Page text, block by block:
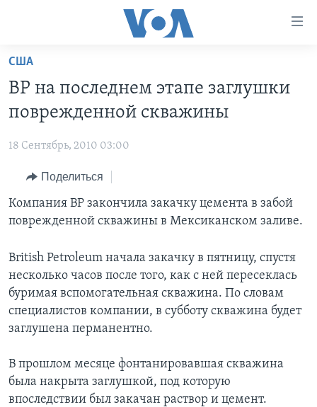
Перейти
основной
контент
Перейти
навигации
Перейти
НОВОСТИ ЗА МИНУТУ
ИТОГИ
ПОЧЕМУ ЭТО ВАЖНО?
ДИСКУССИЯ VOA
ДЕТАЛИ
НЬЮ-ЙОРК NEW YORK
АМЕРИКА. БОЛЬШОЕ ПУТЕШЕСТВИЕ
ПРОЕКТЫ
УЧИМ АНГЛИЙСКИЙ
НАША АМЕРИКАНСКАЯ ИСТОРИЯ
А КАК В АМЕРИКЕ?
АРТЕФАКТЫ
АМЕРИКАНСКИЕ ГОРОДКИ
ТЕСТЫ
ЭКСПЕРТИЗА
ИНТЕРВЬЮ
ФАКТЫ ПРОТИВ ФЕЙКОВ
ЗА СВОБОДУ ПРЕССЫ
УЧИМ АНГЛИЙСКИЙ
ВИДЕО
ПОДПИСКА НА НОВОСТИ
СОЦИАЛЬНЫЕ СЕТИ
США
BP на последнем этапе заглушки
поврежденной скважины
18 Сентябрь, 2010 03:00
Поделиться
Компания ВР закончила закачку цемента в забой
поврежденной скважины в Мексиканском заливе.
British Petroleum начала закачку в пятницу, спустя
несколько часов после того, как с ней пересеклась
буримая вспомогательная скважина. По словам
специалистов компании, в субботу скважина будет
заглушена перманентно.
В прошлом месяце фонтанировавшая скважина
была накрыта заглушкой, под которую
впоследствии был закачан раствор и цемент.